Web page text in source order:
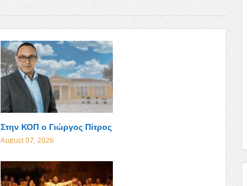
Στην ΚΟΠ ο Γιώργος Πίτρος
August 07, 2026